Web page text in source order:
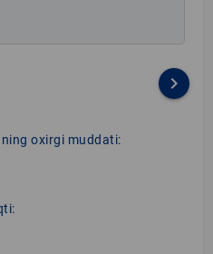
keyboard_arrow_right
oxirgi muddati: